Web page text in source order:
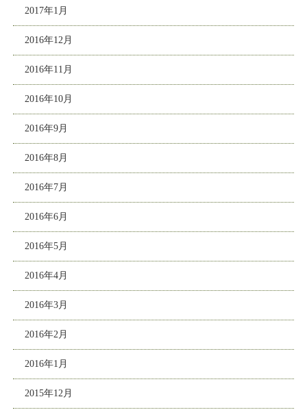
2017年1月
2016年12月
2016年11月
2016年10月
2016年9月
2016年8月
2016年7月
2016年6月
2016年5月
2016年4月
2016年3月
2016年2月
2016年1月
2015年12月